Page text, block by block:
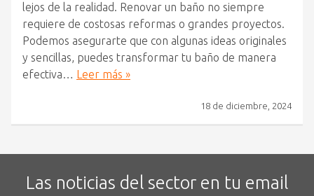
lejos de la realidad. Renovar un baño no siempre
requiere de costosas reformas o grandes proyectos.
Podemos asegurarte que con algunas ideas originales
y sencillas, puedes transformar tu baño de manera
efectiva…
Leer más »
18 de diciembre, 2024
Las noticias del sector en tu email